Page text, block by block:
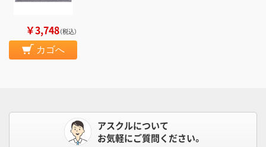
￥3,748（税込）
カゴへ
アスクルについて
お気軽にご質問ください。